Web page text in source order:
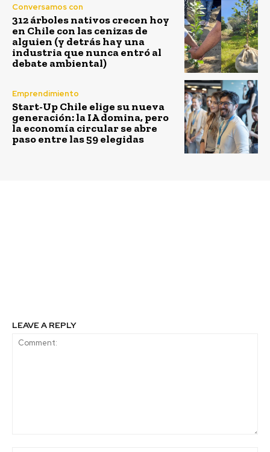
Conversamos con
312 árboles nativos crecen hoy
en Chile con las cenizas de
alguien (y detrás hay una
industria que nunca entró al
debate ambiental)
Emprendimiento
Start-Up Chile elige su nueva
generación: la IA domina, pero
la economía circular se abre
paso entre las 59 elegidas
LEAVE A REPLY